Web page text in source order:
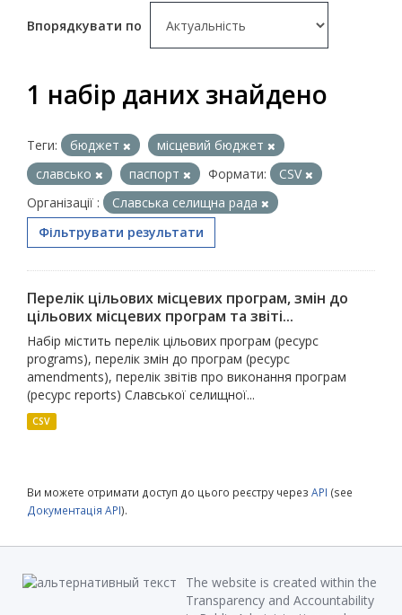
Впорядкувати по
1 набір даних знайдено
Теги: бюджет
місцевий бюджет
славсько
паспорт Формати:
CSV
Організації :
Славська селищна рада
Фільтрувати результати
Перелік цільових місцевих програм, змін до
цільових місцевих програм та звіті...
Набір містить перелік цільових програм (ресурс
programs), перелік змін до програм (ресурс
amendments), перелік звітів про виконання програм
(ресурс reports) Славської селищної...
CSV
Ви можете отримати доступ до цього реєстру через API (see
Документація API).
The website is created within the
Transparency and Accountability